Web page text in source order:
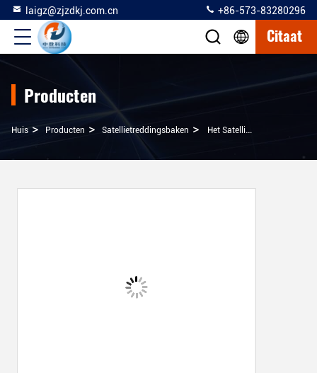
laigz@zjzdkj.com.cn +86-573-83280296
Citaat
Producten
Huis > Producten > Satellietreddingsbaken > Het Satellietbaken Van De Persoonsplaats Met 406 Satellietsignaalzender